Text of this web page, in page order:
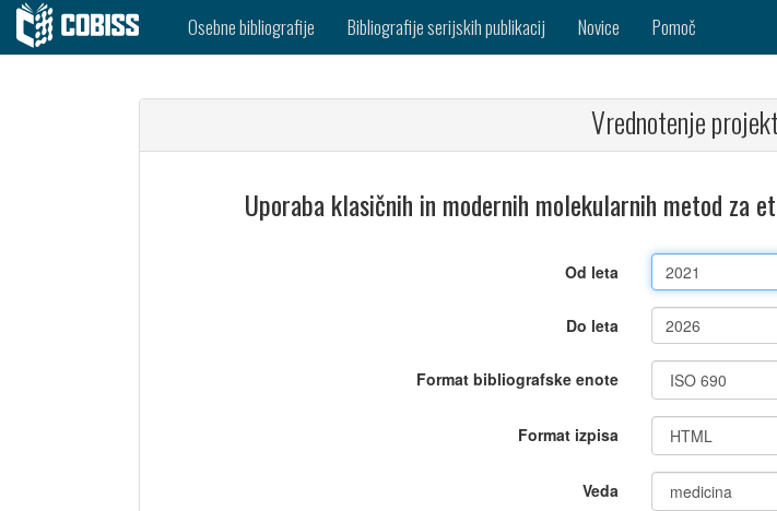
Osebne bibliografije Bibliografije serijskih publikacij Novice Pomoč
Vrednotenje
Uporaba klasičnih in modernih molekularnih metod
Od leta
Do leta
Format bibliografske enote
Format izpisa
Veda